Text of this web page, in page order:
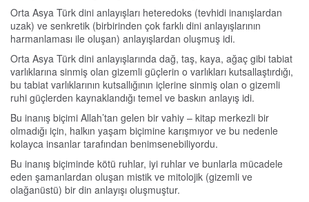
Orta Asya Türk dini anlayışları heteredoks (tevhidi inanışlardan
uzak) ve senkretik (birbirinden çok farklı dini anlayışlarının
harmanlaması ile oluşan) anlayışlardan oluşmuş idi.
Orta Asya Türk dini anlayışlarında dağ, taş, kaya, ağaç gibi tabiat
varlıklarına sinmiş olan gizemli güçlerin o varlıkları kutsallaştırdığı,
bu tabiat varlıklarının kutsallığının içlerine sinmiş olan o gizemli
ruhi güçlerden kaynaklandığı temel ve baskın anlayış idi.
Bu inanış biçimi Allah’tan gelen bir vahiy – kitap merkezli bir
olmadığı için, halkın yaşam biçimine karışmıyor ve bu nedenle
kolayca insanlar tarafından benimsenebiliyordu.
Bu inanış biçiminde kötü ruhlar, iyi ruhlar ve bunlarla mücadele
eden şamanlardan oluşan mistik ve mitolojik (gizemli ve
olağanüstü) bir din anlayışı oluşmuştur.